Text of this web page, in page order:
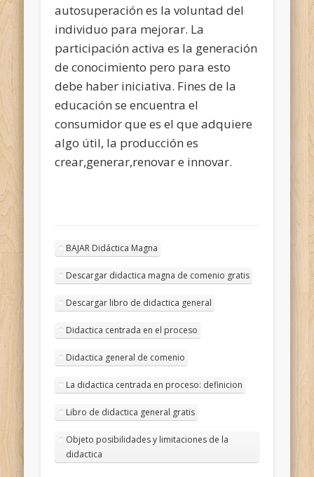
autosuperación es la voluntad del
individuo para mejorar. La
participación activa es la generación
de conocimiento pero para esto
debe haber iniciativa. Fines de la
educación se encuentra el
consumidor que es el que adquiere
algo útil, la producción es
crear,generar,renovar e innovar.
BAJAR Didáctica Magna
Descargar didactica magna de comenio gratis
Descargar libro de didactica general
Didactica centrada en el proceso
Didactica general de comenio
La didactica centrada en proceso: definicion
Libro de didactica general gratis
Objeto posibilidades y limitaciones de la
didactica